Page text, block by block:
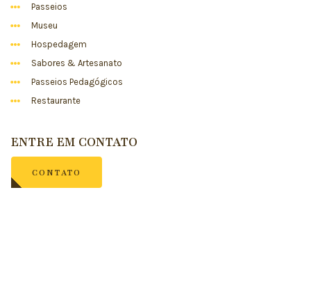
Passeios
Museu
Hospedagem
Sabores & Artesanato
Passeios Pedagógicos
Restaurante
ENTRE EM CONTATO
CONTATO